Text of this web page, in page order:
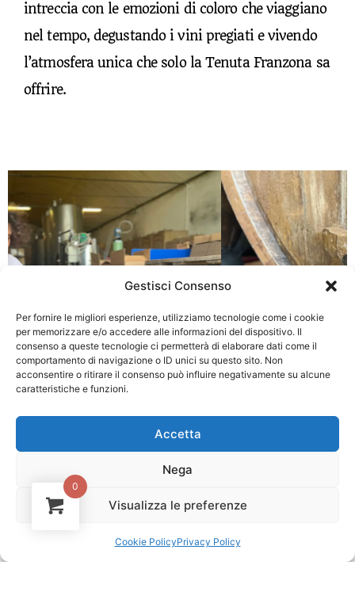
Gestisci Consenso
Per fornire le migliori esperienze, utilizziamo tecnologie come i cookie
per memorizzare e/o accedere alle informazioni del dispositivo. Il
consenso a queste tecnologie ci permetterà di elaborare dati come il
comportamento di navigazione o ID unici su questo sito. Non
acconsentire o ritirare il consenso può influire negativamente su alcune
caratteristiche e funzioni.
Accetta
Nega
Visualizza le preferenze
Cookie PolicyPrivacy Policy
intreccia con le emozioni di coloro che viaggiano
nel tempo, degustando i vini pregiati e vivendo
l’atmosfera unica che solo la Tenuta Franzona sa
offrire.
0
Open